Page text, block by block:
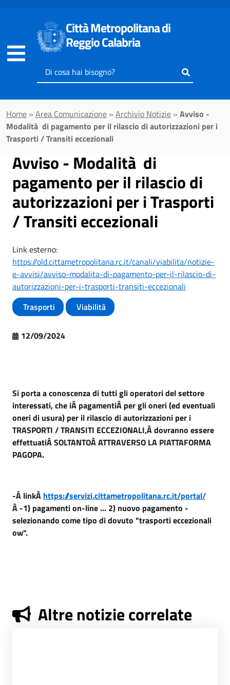
Città Metropolitana di
Reggio Calabria
Inserisci
il
cercare
Home » Area Comunicazione » Archivio Notizie » Avviso -
Modalità di pagamento per il rilascio di autorizzazioni per i
Trasporti / Transiti eccezionali
Avviso - Modalità di
pagamento per il rilascio di
autorizzazioni per i Trasporti
/ Transiti eccezionali
Link esterno:
https://old.cittametropolitana.rc.it/canali/viabilita/notizie-
e-avvisi/avviso-modalita-di-pagamento-per-il-rilascio-di-
autorizzazioni-per-i-trasporti-transiti-eccezionali
Trasporti
Viabilità
12/09/2024
Si porta a conoscenza di tutti gli operatori del settore
interessati, che iÂ pagamentiÂ per gli oneri (ed eventuali
oneri di usura) per il rilascio di autorizzazioni per i
TRASPORTI / TRANSITI ECCEZIONALI,Â dovranno essere
effettuatiÂ SOLTANTOÂ ATTRAVERSO LA PIATTAFORMA
PAGOPA.
-Â linkÂ https://servizi.cittametropolitana.rc.it/portal/
Â-1) pagamenti on-line ... 2) nuovo pagamento -
selezionando come tipo di dovuto "trasporti eccezionali
ow".
Altre notizie correlate